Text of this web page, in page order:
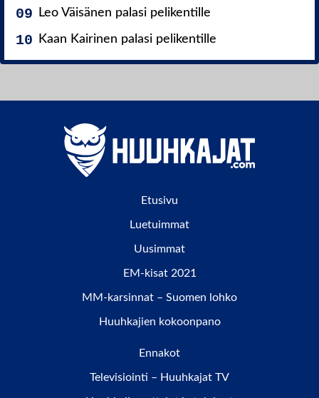
Leo Väisänen palasi pelikentille
Kaan Kairinen palasi pelikentille
Etusivu
Luetuimmat
Uusimmat
EM-kisat 2021
MM-karsinnat – Suomen lohko
Huuhkajien kokoonpano
Ennakot
Televisiointi – Huuhkajat TV